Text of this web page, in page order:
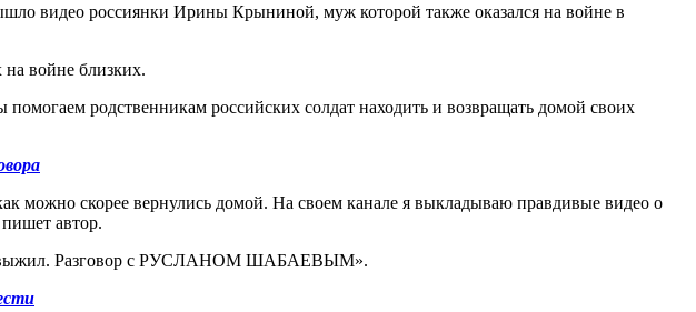
видео россиянки Ирины Крыниной, муж которой также оказался на войне в
войне близких.
родственникам российских солдат находить и возвращать домой своих
скорее вернулись домой. На своем канале я выкладываю правдивые видео о
автор.
выжил. Разговор с РУСЛАНОМ ШАБАЕВЫМ».